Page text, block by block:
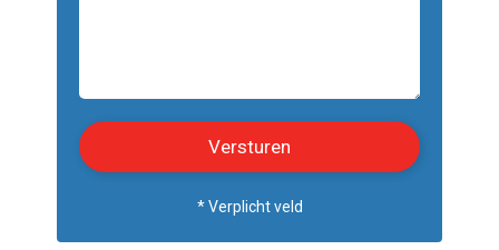
* Verplicht veld